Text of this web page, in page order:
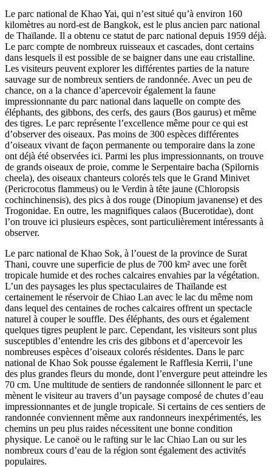
Le parc national de Khao Yai, qui n’est situé qu’à environ 160
kilomètres au nord-est de Bangkok, est le plus ancien parc national
de Thaïlande. Il a obtenu ce statut de parc national depuis 1959 déjà.
Le parc compte de nombreux ruisseaux et cascades, dont certains
dans lesquels il est possible de se baigner dans une eau cristalline.
Les visiteurs peuvent explorer les différentes parties de la nature
sauvage sur de nombreux sentiers de randonnée. Avec un peu de
chance, on a la chance d’apercevoir également la faune
impressionnante du parc national dans laquelle on compte des
éléphants, des gibbons, des cerfs, des gaurs (Bos gaurus) et même
des tigres. Le parc représente l’excellence même pour ce qui est
d’observer des oiseaux. Pas moins de 300 espèces différentes
d’oiseaux vivant de façon permanente ou temporaire dans la zone
ont déjà été observées ici. Parmi les plus impressionnants, on trouve
de grands oiseaux de proie, comme le Serpentaire bacha (Spilornis
cheela), des oiseaux chanteurs colorés tels que le Grand Minivet
(Pericrocotus flammeus) ou le Verdin à tête jaune (Chloropsis
cochinchinensis), des pics à dos rouge (Dinopium javanense) et des
Trogonidae. En outre, les magnifiques calaos (Bucerotidae), dont
l’on trouve ici plusieurs espèces, sont particulièrement intéressants à
observer.
Le parc national de Khao Sok, à l’ouest de la province de Surat
Thani, couvre une superficie de plus de 700 km² avec une forêt
tropicale humide et des roches calcaires envahies par la végétation.
L’un des paysages les plus spectaculaires de Thaïlande est
certainement le réservoir de Chiao Lan avec le lac du même nom
dans lequel des centaines de roches calcaires offrent un spectacle
naturel à couper le souffle. Des éléphants, des ours et également
quelques tigres peuplent le parc. Cependant, les visiteurs sont plus
susceptibles d’entendre les cris des gibbons et d’apercevoir les
nombreuses espèces d’oiseaux colorés résidentes. Dans le parc
national de Khao Sok pousse également le Rafflesia Kerrii, l’une
des plus grandes fleurs du monde, dont l’envergure peut atteindre les
70 cm. Une multitude de sentiers de randonnée sillonnent le parc et
mènent le visiteur au travers d’un paysage composé de chutes d’eau
impressionnantes et de jungle tropicale. Si certains de ces sentiers de
randonnée conviennent même aux randonneurs inexpérimentés, les
chemins un peu plus raides nécessitent une bonne condition
physique. Le canoë ou le rafting sur le lac Chiao Lan ou sur les
nombreux cours d’eau de la région sont également des activités
populaires.